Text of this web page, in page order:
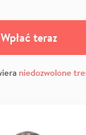
Wpłać teraz
niedozwolone